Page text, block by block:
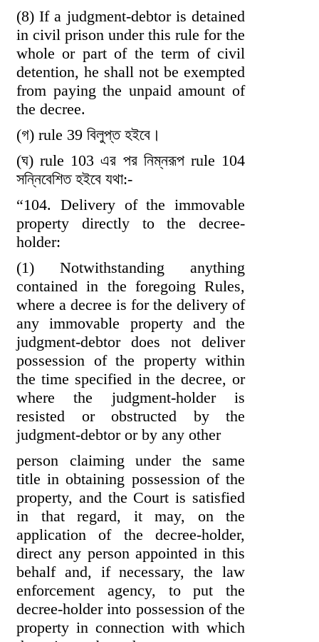
(8) If a judgment-debtor is detained
in civil prison under this rule for the
whole or part of the term of civil
detention, he shall not be exempted
from paying the unpaid amount of
the decree.
(গ) rule 39 বিলুপ্ত হইবে।
(ঘ) rule 103 এর পর নিম্নরূপ rule 104
সন্নিবেশিত হইবে যথা:-
“104. Delivery of the immovable
property directly to the decree-
holder:
(1) Notwithstanding anything
contained in the foregoing Rules,
where a decree is for the delivery of
any immovable property and the
judgment-debtor does not deliver
possession of the property within
the time specified in the decree, or
where the judgment-holder is
resisted or obstructed by the
judgment-debtor or by any other
person claiming under the same
title in obtaining possession of the
property, and the Court is satisfied
in that regard, it may, on the
application of the decree-holder,
direct any person appointed in this
behalf and, if necessary, the law
enforcement agency, to put the
decree-holder into possession of the
property in connection with which